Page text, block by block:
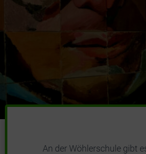
An der Wöhlerschule gibt